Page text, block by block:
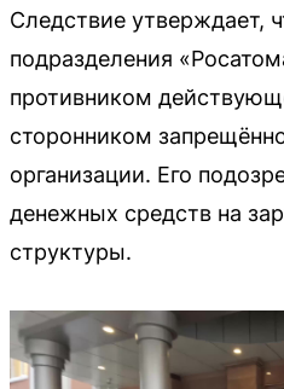
Следствие утверждает,
подразделения
противником
сторонником
организации. Его
денежных средств на
структуры.